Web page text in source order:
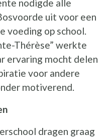
nodigde alle
uit voor een
voeding op school.
Thérèse” werkte
ervaring mocht delen
voor andere
motiverend.
dragen graag